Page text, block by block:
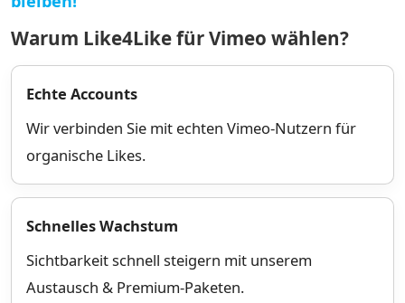
Warum Like4Like für Vimeo wählen?
Echte Accounts
Wir verbinden Sie mit echten Vimeo-Nutzern für
organische Likes.
Schnelles Wachstum
Sichtbarkeit schnell steigern mit unserem
Austausch & Premium-Paketen.